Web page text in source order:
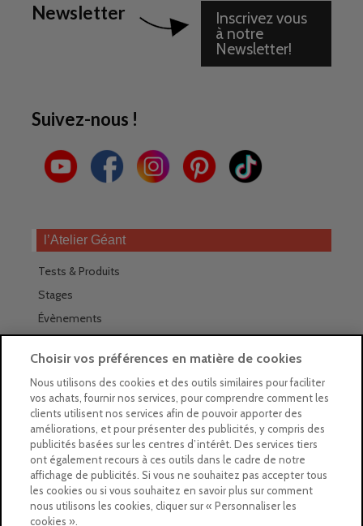
Newsletter
Inscrivez vous
à notre
Newsletter!
Suivez-nous !
l’Atelier Géant
Tests & Produits
Stages
Évènements
Trouver nos magasins
La newsletter des magasins
Feuilleter le Guide
Gratuit : intégrer le Guide
Marques Beaux-Arts
Choisir vos préférences en matière de cookies
Nous utilisons des cookies et des outils similaires pour faciliter
vos achats, fournir nos services, pour comprendre comment les
clients utilisent nos services afin de pouvoir apporter des
améliorations, et pour présenter des publicités, y compris des
publicités basées sur les centres d’intérêt. Des services tiers
ont également recours à ces outils dans le cadre de notre
affichage de publicités. Si vous ne souhaitez pas accepter tous
les cookies ou si vous souhaitez en savoir plus sur comment
nous utilisons les cookies, cliquer sur « Personnaliser les
cookies ».